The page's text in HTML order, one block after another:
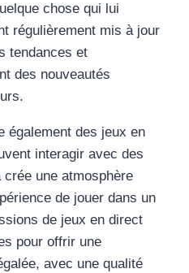
chose qui lui
régulièrement mis à jour
tendances et
des nouveautés
également des jeux en
interagir avec des
une atmosphère
de jouer dans un
de jeux en direct
pour offrir une
avec une qualité